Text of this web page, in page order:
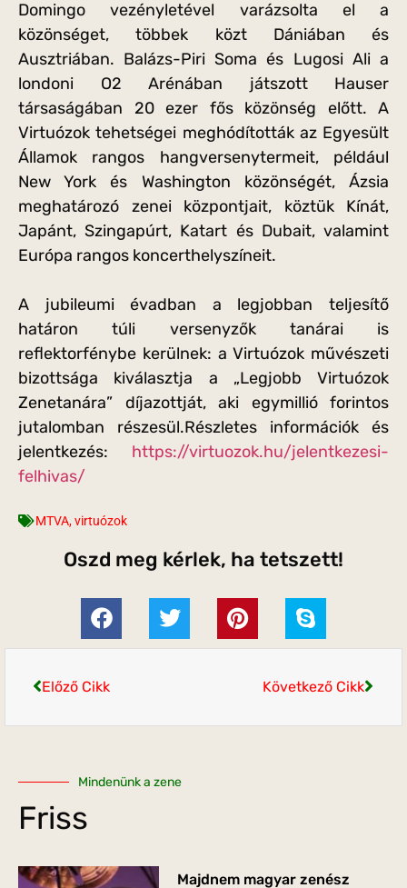
Domingo vezényletével varázsolta el a
közönséget, többek közt Dániában és
Ausztriában. Balázs-Piri Soma és Lugosi Ali a
londoni O2 Arénában játszott Hauser
társaságában 20 ezer fős közönség előtt. A
Virtuózok tehetségei meghódították az Egyesült
Államok rangos hangversenytermeit, például
New York és Washington közönségét, Ázsia
meghatározó zenei központjait, köztük Kínát,
Japánt, Szingapúrt, Katart és Dubait, valamint
Európa rangos koncerthelyszíneit.
A jubileumi évadban a legjobban teljesítő
határon túli versenyzők tanárai is
reflektorfénybe kerülnek: a Virtuózok művészeti
bizottsága kiválasztja a „Legjobb Virtuózok
Zenetanára” díjazottját, aki egymillió forintos
jutalomban részesül.Részletes információk és
jelentkezés: https://virtuozok.hu/jelentkezesi-
felhivas/
MTVA,virtuózok
Oszd meg kérlek, ha tetszett!
Előző Cikk Következő Cikk
Mindenünk a zene
Friss
Majdnem magyar zenész